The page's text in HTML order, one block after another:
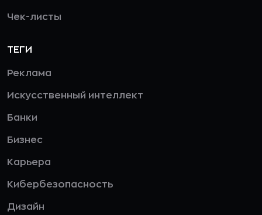
Чек-листы
ТЕГИ
Реклама
Искусственный интеллект
Банки
Бизнес
Карьера
Кибербезопасность
Дизайн